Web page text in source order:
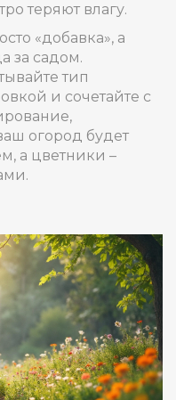
теряют влагу.
«добавка», а
за садом.
тип
и сочетайте с
огород будет
а цветники –